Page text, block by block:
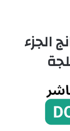
الجزء